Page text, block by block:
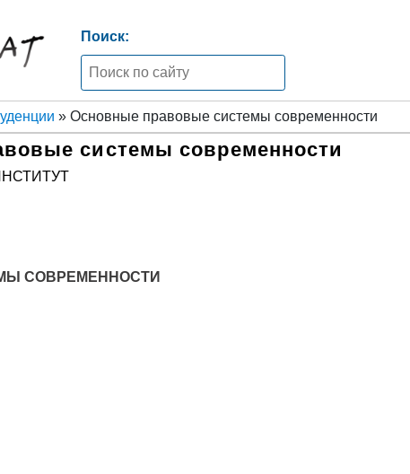
Поиск:
» Основные правовые системы современности
системы современности
СОВРЕМЕННОСТИ